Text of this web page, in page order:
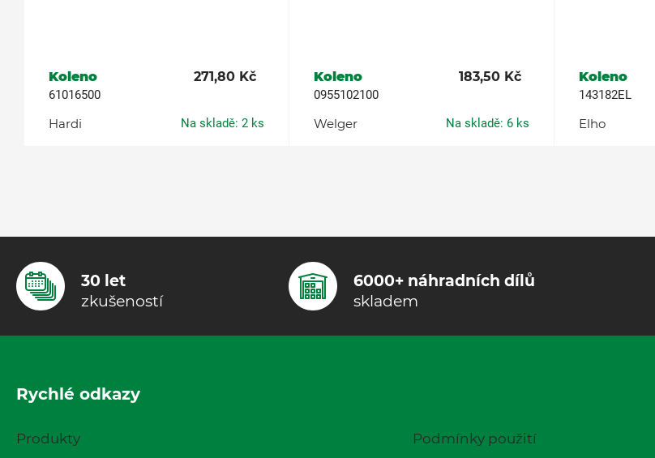
Koleno 271,80 Kč
61016500
Hardi Na skladě: 2 ks
Koleno 183,50 Kč
0955102100
Welger Na skladě: 6 ks
Koleno
143182EL
Elho
30 let
zkušeností
6000+ náhradních dílů
skladem
Rychlé odkazy
Produkty Podmínky použití